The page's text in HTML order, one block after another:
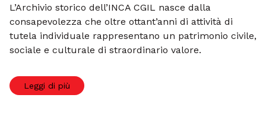
L’Archivio storico dell’INCA CGIL nasce dalla
consapevolezza che oltre ottant’anni di attività di
tutela individuale rappresentano un patrimonio civile,
sociale e culturale di straordinario valore.
Leggi di più